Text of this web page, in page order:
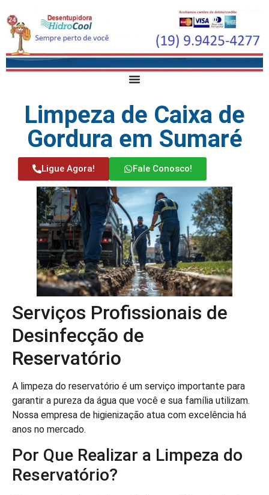
Limpeza de Caixa de
Gordura em Sumaré
Ligue Agora! Fale Conosco!
Serviços Profissionais de
Desinfecção de
Reservatório
A limpeza do reservatório é um serviço importante para
garantir a pureza da água que você e sua família utilizam.
Nossa empresa de higienização atua com excelência há
anos no mercado.
Por Que Realizar a Limpeza do
Reservatório?